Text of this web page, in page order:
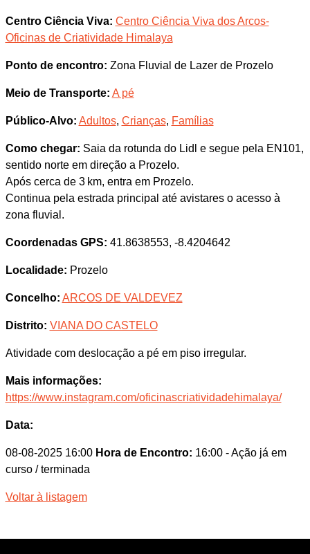
Centro Ciência Viva: Centro Ciência Viva dos Arcos-
Oficinas de Criatividade Himalaya
Ponto de encontro: Zona Fluvial de Lazer de Prozelo
Meio de Transporte: A pé
Público-Alvo: Adultos, Crianças, Famílias
Como chegar: Saia da rotunda do Lidl e segue pela EN101,
sentido norte em direção a Prozelo.
Após cerca de 3 km, entra em Prozelo.
Continua pela estrada principal até avistares o acesso à
zona fluvial.
Coordenadas GPS: 41.8638553, -8.4204642
Localidade: Prozelo
Concelho: ARCOS DE VALDEVEZ
Distrito: VIANA DO CASTELO
Atividade com deslocação a pé em piso irregular.
Mais informações:
https://www.instagram.com/oficinascriatividadehimalaya/
Data:
08-08-2025 16:00 Hora de Encontro: 16:00 - Ação já em
curso / terminada
Voltar à listagem